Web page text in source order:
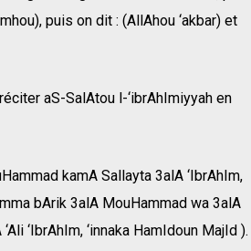
puis on dit : (AllAhou ‘akbar) et
aS-SalAtou l-‘ibrAhImiyyah en
kamA Sallayta 3alA ‘IbrAhIm,
bArik 3alA MouHammad wa 3alA
‘IbrAhIm, ‘innaka HamIdoun MajId ).